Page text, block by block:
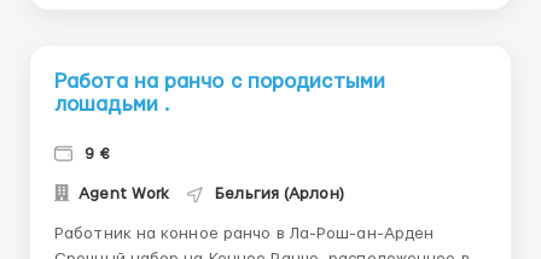
Работа на ранчо с породистыми
лошадьми .
9 €
Agent Work Бельгия (Арлон)
Работник на конное ранчо в Ла-Рош-ан-Арден